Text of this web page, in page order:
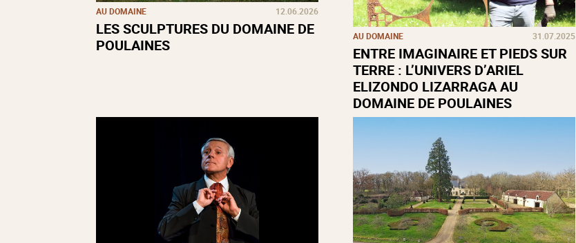
AU DOMAINE 12.06.2026
LES SCULPTURES DU DOMAINE DE
POULAINES
AU DOMAINE 31.07.2025
ENTRE IMAGINAIRE ET PIEDS SUR
TERRE : L’UNIVERS D’ARIEL
ELIZONDO LIZARRAGA AU
DOMAINE DE POULAINES